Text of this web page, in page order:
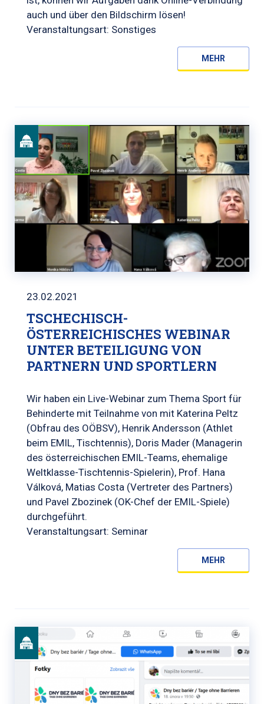
auch und über den Bildschirm lösen!
Veranstaltungsart: Sonstiges
MEHR
23.02.2021
TSCHECHISCH-
ÖSTERREICHISCHES WEBINAR
UNTER BETEILIGUNG VON
PARTNERN UND SPORTLERN
Wir haben ein Live-Webinar zum Thema Sport für
Behinderte mit Teilnahme von mit Katerina Peltz
(Obfrau des OÖBSV), Henrik Andersson (Athlet
beim EMIL, Tischtennis), Doris Mader (Managerin
des österreichischen EMIL-Teams, ehemalige
Weltklasse-Tischtennis-Spielerin), Prof. Hana
Válková, Matias Costa (Vertreter des Partners)
und Pavel Zbozinek (OK-Chef der EMIL-Spiele)
durchgeführt.
Veranstaltungsart: Seminar
MEHR